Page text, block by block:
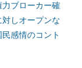
ブローカー確
しオープンな
感情のコント